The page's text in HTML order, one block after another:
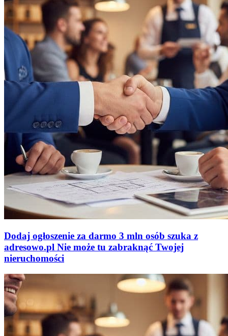
Dodaj ogłoszenie za darmo 3 mln osób szuka z
adresowo.pl Nie może tu zabraknąć Twojej
nieruchomości